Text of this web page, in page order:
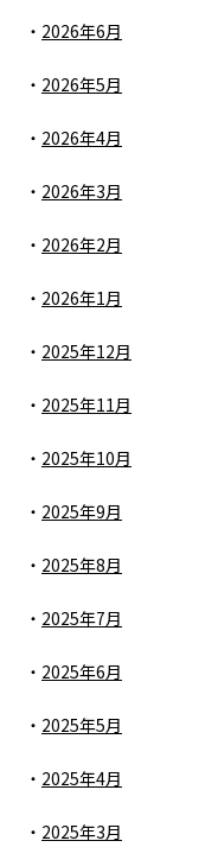
2026年6月
2026年5月
2026年4月
2026年3月
2026年2月
2026年1月
2025年12月
2025年11月
2025年10月
2025年9月
2025年8月
2025年7月
2025年6月
2025年5月
2025年4月
2025年3月